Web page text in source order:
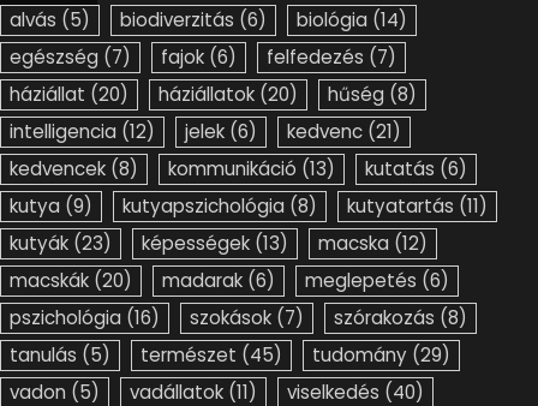
alvás (5) biodiverzitás (6) biológia (14)
egészség (7) fajok (6) felfedezés (7)
háziállat (20) háziállatok (20) hűség (8)
intelligencia (12) jelek (6) kedvenc (21)
kedvencek (8) kommunikáció (13) kutatás (6)
kutya (9) kutyapszichológia (8) kutyatartás (11)
kutyák (23) képességek (13) macska (12)
macskák (20) madarak (6) meglepetés (6)
pszichológia (16) szokások (7) szórakozás (8)
tanulás (5) természet (45) tudomány (29)
vadon (5) vadállatok (11) viselkedés (40)